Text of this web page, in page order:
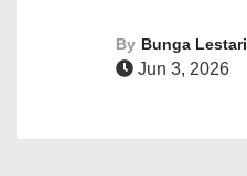
By Bunga Lestari
Jun 3, 2026